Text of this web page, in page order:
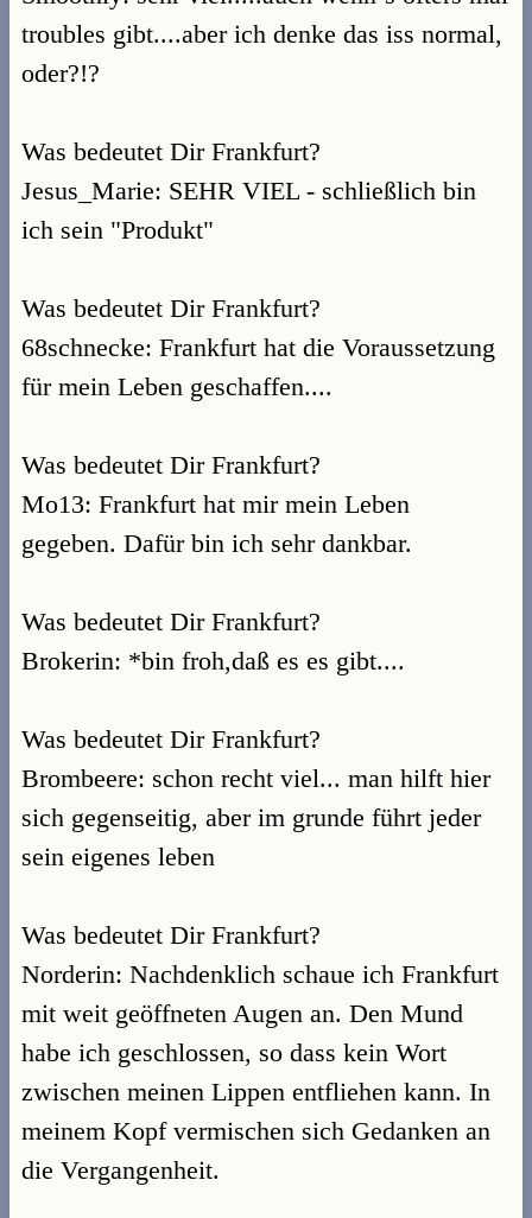
troubles gibt....aber ich denke das iss normal,
oder?!?
Was bedeutet Dir Frankfurt?
Jesus_Marie: SEHR VIEL - schließlich bin
ich sein "Produkt"
Was bedeutet Dir Frankfurt?
68schnecke: Frankfurt hat die Voraussetzung
für mein Leben geschaffen....
Was bedeutet Dir Frankfurt?
Mo13: Frankfurt hat mir mein Leben
gegeben. Dafür bin ich sehr dankbar.
Was bedeutet Dir Frankfurt?
Brokerin: *bin froh,daß es es gibt....
Was bedeutet Dir Frankfurt?
Brombeere: schon recht viel... man hilft hier
sich gegenseitig, aber im grunde führt jeder
sein eigenes leben
Was bedeutet Dir Frankfurt?
Norderin: Nachdenklich schaue ich Frankfurt
mit weit geöffneten Augen an. Den Mund
habe ich geschlossen, so dass kein Wort
zwischen meinen Lippen entfliehen kann. In
meinem Kopf vermischen sich Gedanken an
die Vergangenheit.